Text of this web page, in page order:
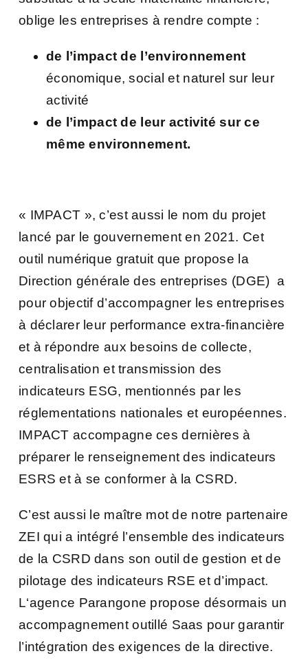
oblige les entreprises à rendre compte :
de l’impact de l’environnement
économique, social et naturel sur leur
activité
de l’impact de leur activité sur ce
même environnement.
« IMPACT », c’est aussi le nom du projet
lancé par le gouvernement en 2021. Cet
outil numérique gratuit que propose la
Direction générale des entreprises (DGE) a
pour objectif d’accompagner les entreprises
à déclarer leur performance extra-financière
et à répondre aux besoins de collecte,
centralisation et transmission des
indicateurs ESG, mentionnés par les
réglementations nationales et européennes.
IMPACT accompagne ces dernières à
préparer le renseignement des indicateurs
ESRS et à se conformer à la CSRD.
C’est aussi le maître mot de notre partenaire
ZEI qui a intégré l’ensemble des indicateurs
de la CSRD dans son outil de gestion et de
pilotage des indicateurs RSE et d’impact.
L‘agence Parangone propose désormais un
accompagnement outillé Saas pour garantir
l’intégration des exigences de la directive.